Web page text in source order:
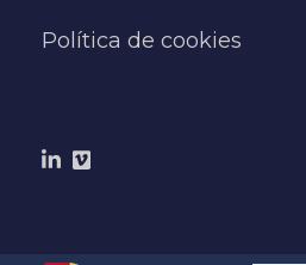
Política de cookies